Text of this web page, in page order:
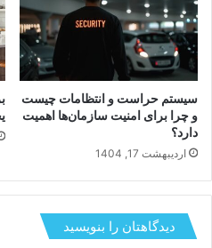
سیستم حراست و انتظامات چیست
و چرا برای امنیت سازمان‌ها اهمیت
دارد؟
اردیبهشت 17, 1404
دیدگاهتان را بنویسید